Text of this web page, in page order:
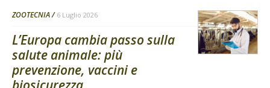
ZOOTECNIA 6 Luglio 2026
L’Europa cambia passo sulla
salute animale: più
prevenzione, vaccini e